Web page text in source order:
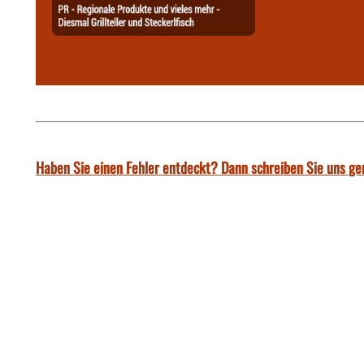
Haben Sie einen Fehler entdeckt? Dann schreiben Sie uns